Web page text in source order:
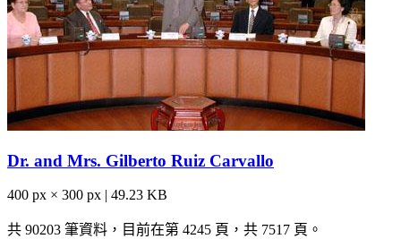
Dr. and Mrs. Gilberto Ruiz Carvallo
400 px × 300 px | 49.23 KB
共 90203 筆資料，目前在第 4245 頁，共 7517 頁。